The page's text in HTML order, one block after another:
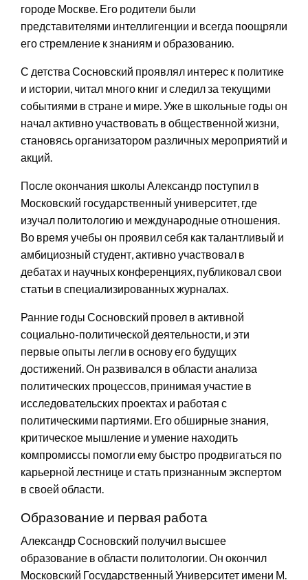
городе Москве. Его родители были
представителями интеллигенции и всегда поощряли
его стремление к знаниям и образованию.
С детства Сосновский проявлял интерес к политике
и истории, читал много книг и следил за текущими
событиями в стране и мире. Уже в школьные годы он
начал активно участвовать в общественной жизни,
становясь организатором различных мероприятий и
акций.
После окончания школы Александр поступил в
Московский государственный университет, где
изучал политологию и международные отношения.
Во время учебы он проявил себя как талантливый и
амбициозный студент, активно участвовал в
дебатах и научных конференциях, публиковал свои
статьи в специализированных журналах.
Ранние годы Сосновский провел в активной
социально-политической деятельности, и эти
первые опыты легли в основу его будущих
достижений. Он развивался в области анализа
политических процессов, принимая участие в
исследовательских проектах и работая с
политическими партиями. Его обширные знания,
критическое мышление и умение находить
компромиссы помогли ему быстро продвигаться по
карьерной лестнице и стать признанным экспертом
в своей области.
Образование и первая работа
Александр Сосновский получил высшее
образование в области политологии. Он окончил
Московский Государственный Университет имени М.